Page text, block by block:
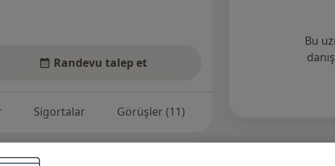
Randevu talep et
Sigortalar Görüşler (11)
Bu